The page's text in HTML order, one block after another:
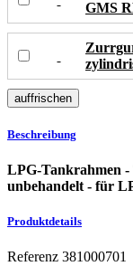
GMS
Beschreibung
LPG-Tankrahmen -
unbehandelt - für
Produktdetails
Referenz 381000701